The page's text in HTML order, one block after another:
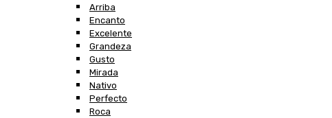
Arriba
Encanto
Excelente
Grandeza
Gusto
Mirada
Nativo
Perfecto
Roca